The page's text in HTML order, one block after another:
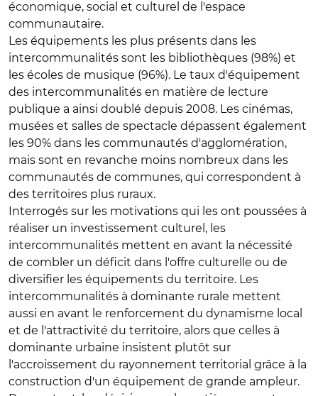
économique, social et culturel de l'espace
communautaire.
Les équipements les plus présents dans les
intercommunalités sont les bibliothèques (98%) et
les écoles de musique (96%). Le taux d'équipement
des intercommunalités en matière de lecture
publique a ainsi doublé depuis 2008. Les cinémas,
musées et salles de spectacle dépassent également
les 90% dans les communautés d'agglomération,
mais sont en revanche moins nombreux dans les
communautés de communes, qui correspondent à
des territoires plus ruraux.
Interrogés sur les motivations qui les ont poussées à
réaliser un investissement culturel, les
intercommunalités mettent en avant la nécessité
de combler un déficit dans l'offre culturelle ou de
diversifier les équipements du territoire. Les
intercommunalités à dominante rurale mettent
aussi en avant le renforcement du dynamisme local
et de l'attractivité du territoire, alors que celles à
dominante urbaine insistent plutôt sur
l'accroissement du rayonnement territorial grâce à la
construction d'un équipement de grande ampleur.